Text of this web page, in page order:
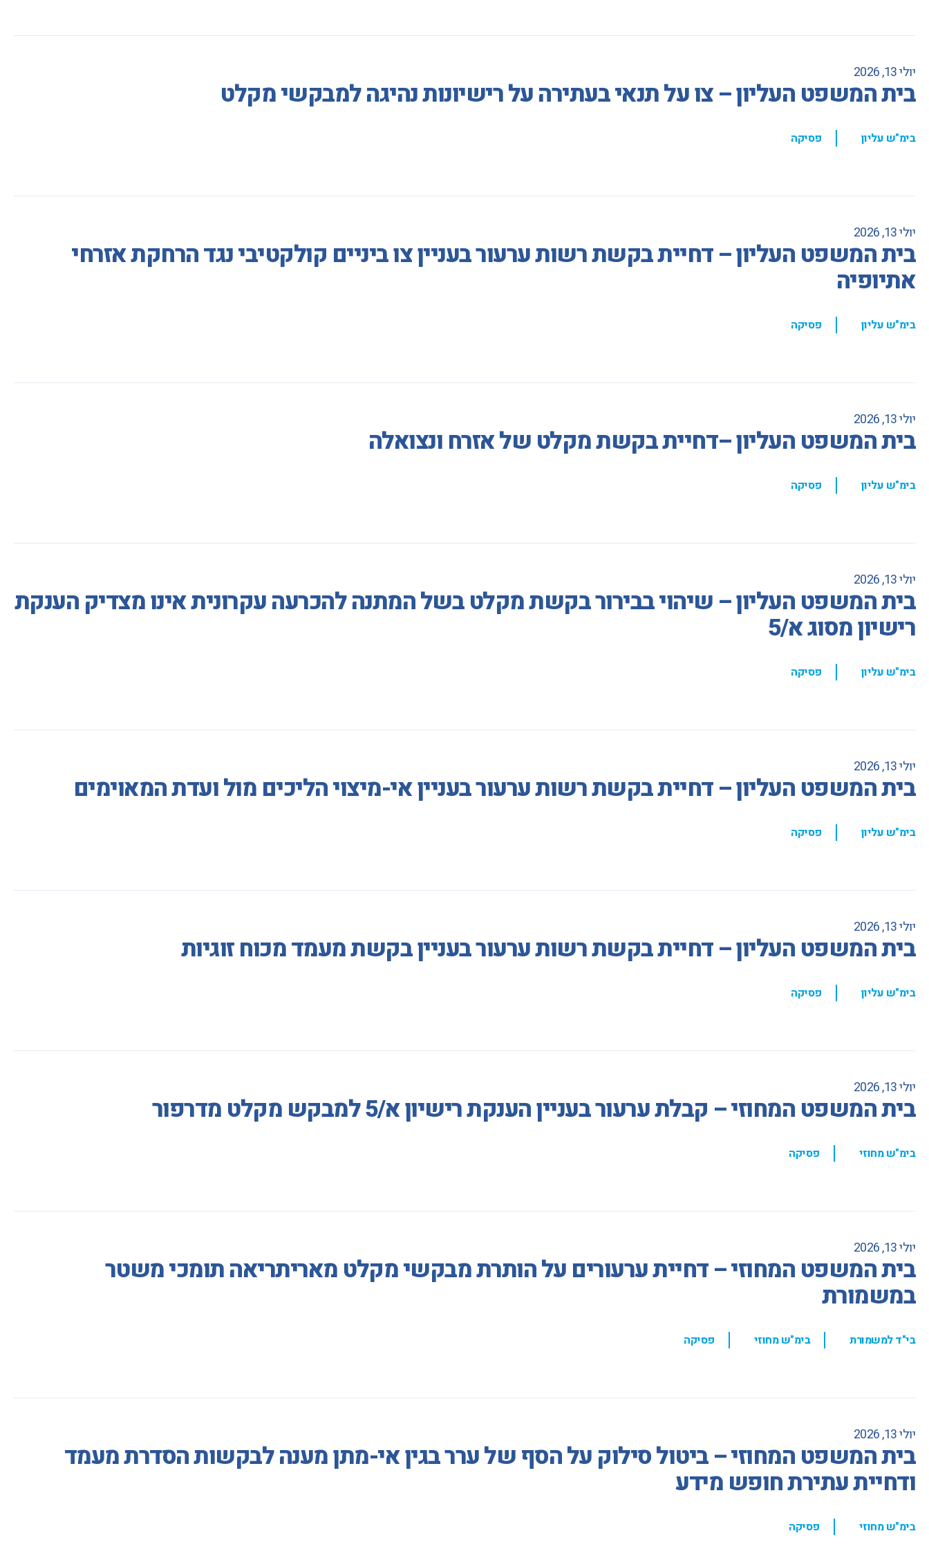
יולי 13, 2026
בית המשפט העליון – צו על תנאי בעתירה על רישיונות נהיגה למבקשי מקלט
בימ"ש עליון , פסיקה
יולי 13, 2026
בית המשפט העליון – דחיית בקשת רשות ערעור בעניין צו ביניים קולקטיבי נגד הרחקת אזרחי
אתיופיה
בימ"ש עליון , פסיקה
יולי 13, 2026
בית המשפט העליון –דחיית בקשת מקלט של אזרח ונצואלה
בימ"ש עליון , פסיקה
יולי 13, 2026
בית המשפט העליון – שיהוי בבירור בקשת מקלט בשל המתנה להכרעה עקרונית אינו מצדיק הענקת
רישיון מסוג א/5
בימ"ש עליון , פסיקה
יולי 13, 2026
בית המשפט העליון – דחיית בקשת רשות ערעור בעניין אי-מיצוי הליכים מול ועדת המאוימים
בימ"ש עליון , פסיקה
יולי 13, 2026
בית המשפט העליון – דחיית בקשת רשות ערעור בעניין בקשת מעמד מכוח זוגיות
בימ"ש עליון , פסיקה
יולי 13, 2026
בית המשפט המחוזי – קבלת ערעור בעניין הענקת רישיון א/5 למבקש מקלט מדרפור
בימ"ש מחוזי , פסיקה
יולי 13, 2026
בית המשפט המחוזי – דחיית ערעורים על הותרת מבקשי מקלט מאריתריאה תומכי משטר
במשמורת
בי"ד למשמורת בימ"ש מחוזי , פסיקה
יולי 13, 2026
בית המשפט המחוזי – ביטול סילוק על הסף של ערר בגין אי-מתן מענה לבקשות הסדרת מעמד
ודחיית עתירת חופש מידע
בימ"ש מחוזי , פסיקה